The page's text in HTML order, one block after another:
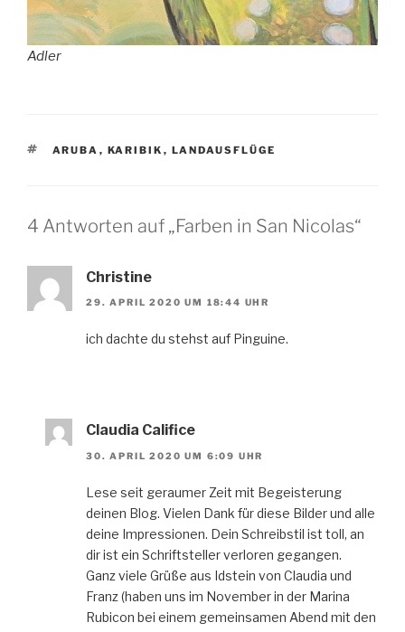
Adler
SCHLAGWÖRTER
ARUBA , KARIBIK , LANDAUSFLÜGE
4 Antworten auf „Farben in San Nicolas“
Christine
29. APRIL 2020 UM 18:44 UHR
ich dachte du stehst auf Pinguine.
Claudia Califice
30. APRIL 2020 UM 6:09 UHR
Lese seit geraumer Zeit mit Begeisterung
deinen Blog. Vielen Dank für diese Bilder und alle
deine Impressionen. Dein Schreibstil ist toll, an
dir ist ein Schriftsteller verloren gegangen.
Ganz viele Grüße aus Idstein von Claudia und
Franz (haben uns im November in der Marina
Rubicon bei einem gemeinsamen Abend mit den